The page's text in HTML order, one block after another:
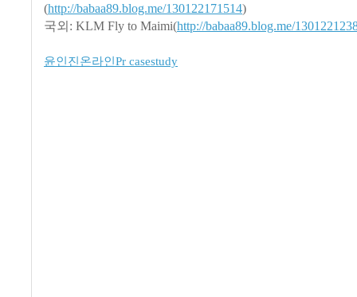
(http://babaa89.blog.me/130122171514)
국외: KLM Fly to Maimi(http://babaa89.blog.me/
윤인진온라인Pr casestudy